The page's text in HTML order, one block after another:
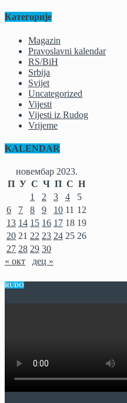
Категорије
Magazin
Pravoslavni kalendar
RS/BiH
Srbija
Svijet
Uncategorized
Vijesti
Vijesti iz Rudog
Vrijeme
KALENDAR
новембар 2023.
П У С Ч П С Н
1
2 3 4
5
6
7 8 9 10 11 12
13 14 15 16 17 18 19
20 21 22 23 24 25 26
27 28 29 30
« окт
дец »
RUDO